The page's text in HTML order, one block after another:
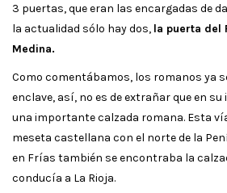
3 puertas, que eran las encargadas de
la actualidad sólo hay dos, la puerta del
Medina.
Como comentábamos, los romanos ya
enclave, así, no es de extrañar que en
una importante calzada romana. Esta
meseta castellana con el norte de la
en Frías también se encontraba la
conducía a La Rioja.